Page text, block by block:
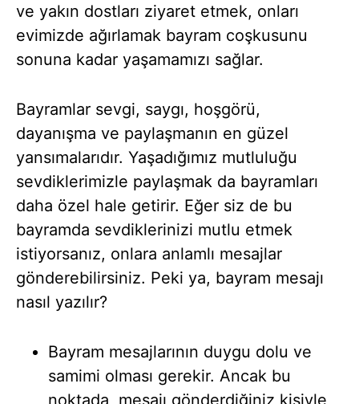
ve yakın dostları ziyaret etmek, onları
evimizde ağırlamak bayram coşkusunu
sonuna kadar yaşamamızı sağlar.
Bayramlar sevgi, saygı, hoşgörü,
dayanışma ve paylaşmanın en güzel
yansımalarıdır. Yaşadığımız mutluluğu
sevdiklerimizle paylaşmak da bayramları
daha özel hale getirir. Eğer siz de bu
bayramda sevdiklerinizi mutlu etmek
istiyorsanız, onlara anlamlı mesajlar
gönderebilirsiniz. Peki ya, bayram mesajı
nasıl yazılır?
Bayram mesajlarının duygu dolu ve
samimi olması gerekir. Ancak bu
noktada, mesajı gönderdiğiniz kişiyle